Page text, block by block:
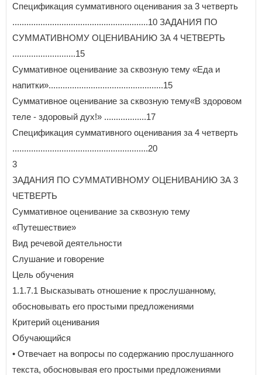
Спецификация суммативного оценивания за 3 четверть
..........................................................10 ЗАДАНИЯ ПО
СУММАТИВНОМУ ОЦЕНИВАНИЮ ЗА 4 ЧЕТВЕРТЬ
...........................15
Суммативное оценивание за сквозную тему «Еда и
напитки».................................................15
Суммативное оценивание за сквозную тему«В здоровом
теле - здоровый дух!» ..................17
Спецификация суммативного оценивания за 4 четверть
..........................................................20
3
ЗАДАНИЯ ПО СУММАТИВНОМУ ОЦЕНИВАНИЮ ЗА 3
ЧЕТВЕРТЬ
Суммативное оценивание за сквозную тему
«Путешествие»
Вид речевой деятельности
Слушание и говорение
Цель обучения
1.1.7.1 Высказывать отношение к прослушанному,
обосновывать его простыми предложениями
Критерий оценивания
Обучающийся
• Отвечает на вопросы по содержанию прослушанного
текста, обосновывая его простыми предложениями